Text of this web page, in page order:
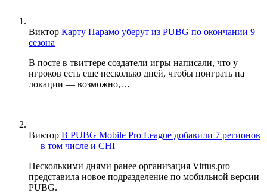
Виктор Карту Парамо уберут из PUBG по окончании 9
сезона
В посте в твиттере создатели игры написали, что у
игроков есть еще несколько дней, чтобы поиграть на
локации — возможно,…
Виктор В PUBG Mobile Pro League добавили 7 регионов
— в том числе и СНГ
Несколькими днями ранее организация Virtus.pro
представила новое подразделение по мобильной версии
PUBG.